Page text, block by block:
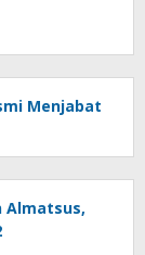
Menjabat
Almatsus,